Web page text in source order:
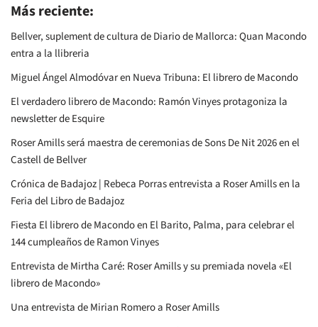
Más reciente:
Bellver, suplement de cultura de Diario de Mallorca: Quan Macondo
entra a la llibreria
Miguel Ángel Almodóvar en Nueva Tribuna: El librero de Macondo
El verdadero librero de Macondo: Ramón Vinyes protagoniza la
newsletter de Esquire
Roser Amills será maestra de ceremonias de Sons De Nit 2026 en el
Castell de Bellver
Crónica de Badajoz | Rebeca Porras entrevista a Roser Amills en la
Feria del Libro de Badajoz
Fiesta El librero de Macondo en El Barito, Palma, para celebrar el
144 cumpleaños de Ramon Vinyes
Entrevista de Mirtha Caré: Roser Amills y su premiada novela «El
librero de Macondo»
Una entrevista de Mirian Romero a Roser Amills